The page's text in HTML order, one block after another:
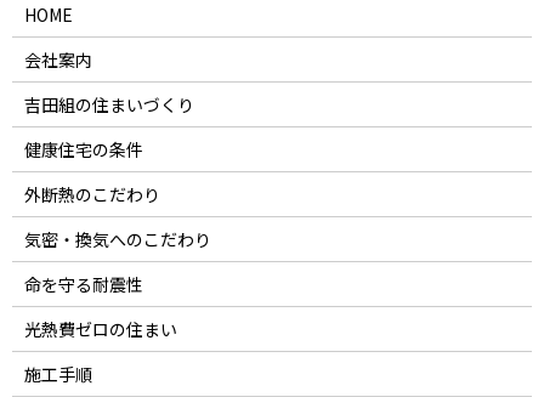
HOME
会社案内
吉田組の住まいづくり
健康住宅の条件
外断熱のこだわり
気密・換気へのこだわり
命を守る耐震性
光熱費ゼロの住まい
施工手順